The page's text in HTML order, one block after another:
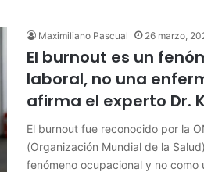
Maximiliano Pascual 26 marzo,
El burnout es un
laboral, no una
afirma el experto Dr.
El burnout fue reconocido por la
(Organización Mundial de la
fenómeno ocupacional y no como